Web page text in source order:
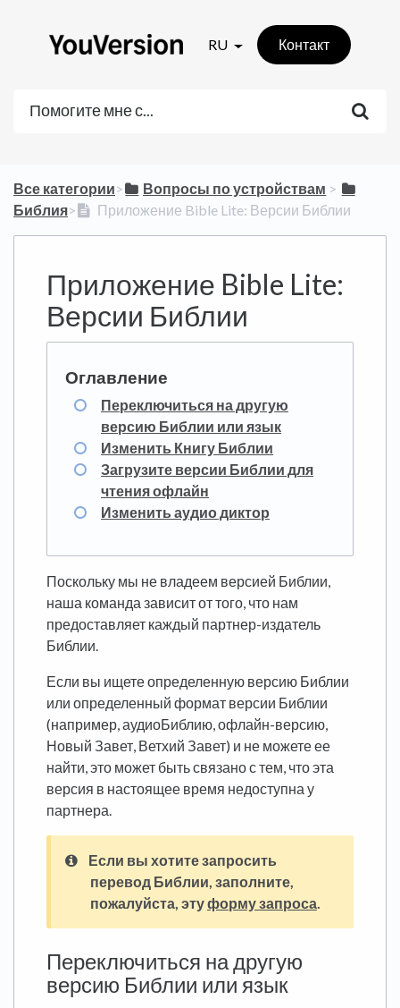
RU Контакт
Все категории​>​ ​Вопросы по устройствам ​ > ​
Библия​>​ Приложение Bible Lite: Версии Библии
Приложение Bible Lite:
Версии Библии
Переключиться на другую
версию Библии или язык
Изменить Книгу Библии
Загрузите версии Библии для
чтения офлайн
Изменить аудио диктор
Поскольку мы не владеем версией Библии,
наша команда зависит от того, что нам
предоставляет каждый партнер-издатель
Библии.
Если вы ищете определенную версию Библии
или определенный формат версии Библии
(например, аудиоБиблию, офлайн-версию,
Новый Завет, Ветхий Завет) и не можете ее
найти, это может быть связано с тем, что эта
версия в настоящее время недоступна у
партнера.
Если вы хотите запросить
перевод Библии, заполните,
пожалуйста, этуформу запроса.
Переключиться на другую
версию Библии или язык